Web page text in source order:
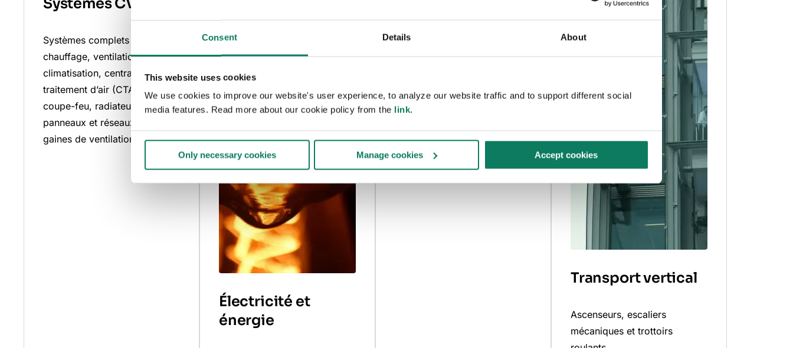
Consent Details About
This website uses cookies
We use cookies to improve our website's user experience, to analyze our website traffic and to support different social
media features. Read more about our cookie policy from the link.
Only necessary cookies Manage cookies Accept cookies
Systèmes CVC
Systèmes complets de
chauffage, ventilation et
climatisation, centrales de
traitement d’air (CTA), clapets
coupe-feu, radiateurs
panneaux et réseaux de
gaines de ventilation.
Électricité et
énergie
raccords, ballons d’eau
chaude, cuves de traitement
de raccordement.
Transport vertical
Ascenseurs, escaliers
mécaniques et trottoirs